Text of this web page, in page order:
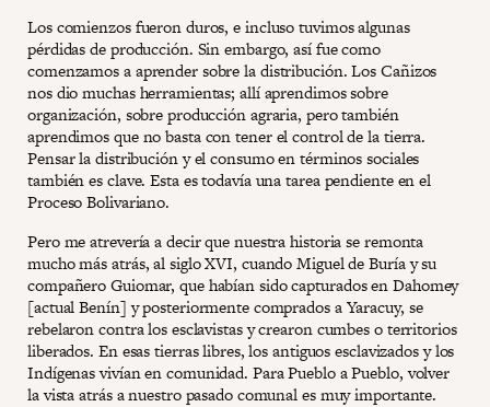
Los comienzos fueron duros, e incluso tuvimos algunas
pérdidas de producción. Sin embargo, así fue como
comenzamos a aprender sobre la distribución. Los Cañizos
nos dio muchas herramientas; allí aprendimos sobre
organización, sobre producción agraria, pero también
aprendimos que no basta con tener el control de la tierra.
Pensar la distribución y el consumo en términos sociales
también es clave. Esta es todavía una tarea pendiente en el
Proceso Bolivariano.
Pero me atrevería a decir que nuestra historia se remonta
mucho más atrás, al siglo XVI, cuando Miguel de Buría y su
compañero Guiomar, que habían sido capturados en Dahomey
[actual Benín] y posteriormente comprados a Yaracuy, se
rebelaron contra los esclavistas y crearon cumbes o territorios
liberados. En esas tierras libres, los antiguos esclavizados y los
Indígenas vivían en comunidad. Para Pueblo a Pueblo, volver
la vista atrás a nuestro pasado comunal es muy importante.